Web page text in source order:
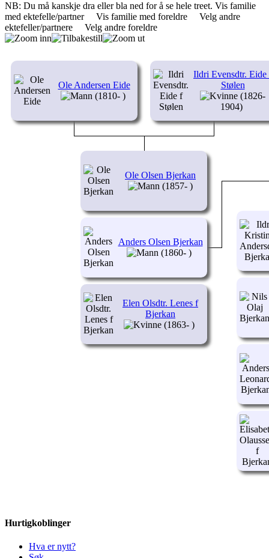
NB: Du må kanskje dra eller bla ned for å se hele treet. Vis familie
med ektefelle/partner
Vis familie med foreldre
Velg andre
ektefeller/partnere
Velg andre foreldre
Ole Andersen Eide
(1810- )
Ildri Evensdtr. Eide
Stølen
(1826-
1904)
Ole Olsen Bjerkan
(1857- )
Elen Olsdtr. Lenes f
Bjerkan
(1863- )
Anders Olsen Bjerkan
(1860- )
Hurtigkoblinger
Hva er nytt?